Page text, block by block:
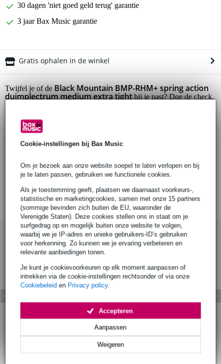
Cookie-instellingen bij Bax Music
Om je bezoek aan onze website soepel te laten verlopen en bij
je te laten passen, gebruiken we functionele cookies.
Als je toestemming geeft, plaatsen we daarnaast voorkeurs-,
statistische en marketingcookies, samen met onze 15 partners
(sommige bevinden zich buiten de EU, waaronder de
Verenigde Staten). Deze cookies stellen ons in staat om je
surfgedrag op en mogelijk buiten onze website te volgen,
waarbij we je IP-adres en unieke gebruikers-ID’s gebruiken
voor herkenning. Zo kunnen we je ervaring verbeteren en
relevante aanbiedingen tonen.
Je kunt je cookievoorkeuren op elk moment aanpassen of
intrekken via de cookie-instellingen rechtsonder of via onze
Cookiebeleid en Privacy policy.
Weigeren
Aanpassen
Accepteren
30 dagen 'niet goed geld terug' garantie
3 jaar Bax Music garantie
Gratis ophalen in de winkel
Twijfel je of de Black Mountain BMP-RHM+ spring action
duimplectrum medium extra tightbij je past? Doe de check.
Productinformatie
Black Mountain spring action duimplectrum
model: BMP-RHM+
uitvoering: medium
Bekijk alle productspecificaties
Bekijk ook eens (7)